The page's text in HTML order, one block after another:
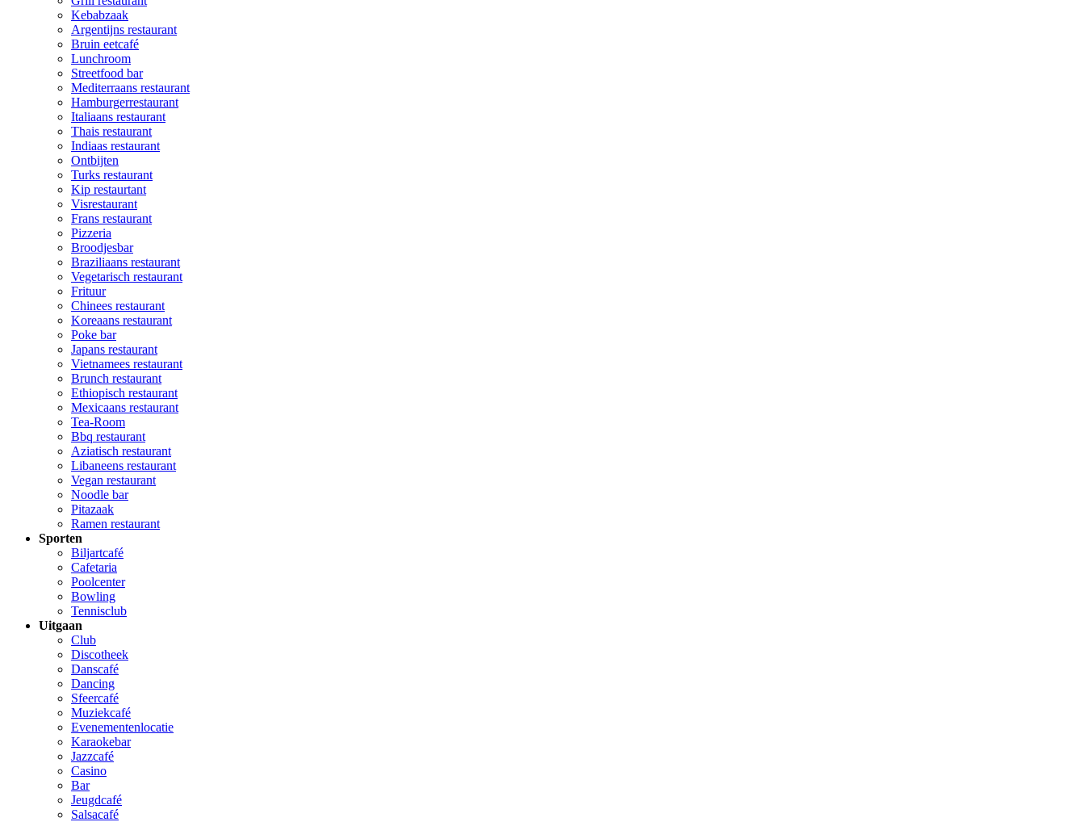
Kebabzaak
Argentijns restaurant
Bruin eetcafé
Lunchroom
Streetfood bar
Mediterraans restaurant
Hamburgerrestaurant
Italiaans restaurant
Thais restaurant
Indiaas restaurant
Ontbijten
Turks restaurant
Kip restaurtant
Visrestaurant
Frans restaurant
Pizzeria
Broodjesbar
Braziliaans restaurant
Vegetarisch restaurant
Frituur
Chinees restaurant
Koreaans restaurant
Poke bar
Japans restaurant
Vietnamees restaurant
Brunch restaurant
Ethiopisch restaurant
Mexicaans restaurant
Tea-Room
Bbq restaurant
Aziatisch restaurant
Libaneens restaurant
Vegan restaurant
Noodle bar
Pitazaak
Ramen restaurant
Sporten
Biljartcafé
Cafetaria
Poolcenter
Bowling
Tennisclub
Uitgaan
Club
Discotheek
Danscafé
Dancing
Sfeercafé
Muziekcafé
Evenementenlocatie
Karaokebar
Jazzcafé
Casino
Bar
Jeugdcafé
Salsacafé